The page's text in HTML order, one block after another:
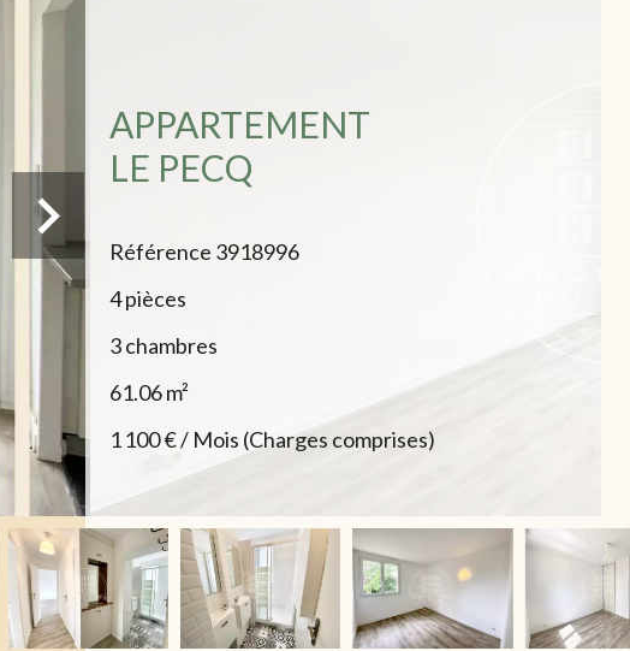
APPARTEMENT
LE PECQ
Référence 3918996
4 pièces
3 chambres
61.06m²
1 100 € / Mois (Charges comprises)